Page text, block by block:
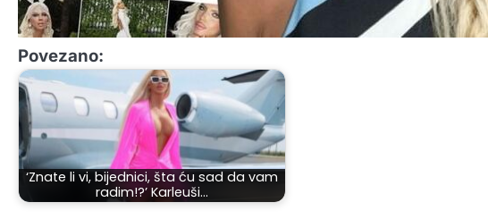
Povezano:
‘Znate li vi, bijednici, šta ću sad da vam
radim!?’ Karleuši…